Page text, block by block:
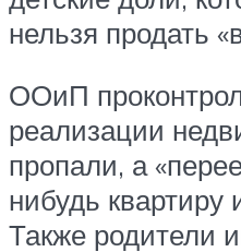
нельзя продать
ООиП
реализации
пропали, а
нибудь квартиру
Также родители